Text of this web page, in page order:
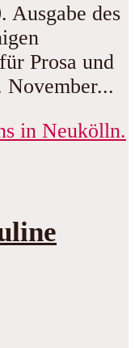
Ausgabe des
Prosa und